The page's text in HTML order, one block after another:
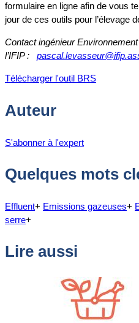
formulaire en ligne afin de vous
jour de ces outils pour l’élevage
Contact ingénieur
l’IFIP :
Télécharger l'outil BRS
Auteur
S'abonner à l'expert
Quelques mots
Effluent+ Emissions gazeuses+
serre+
Lire aussi